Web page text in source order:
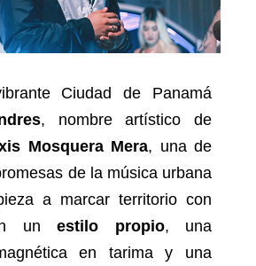
Ciudad de Panamá
, nombre artístico de
Mosquera Mera, una de
de la música urbana
a marcar territorio con
unestilo propio, una
en tarima y una